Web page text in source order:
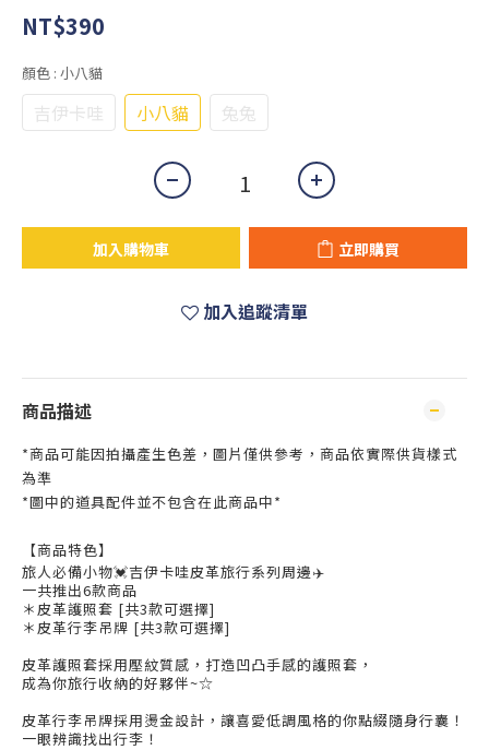
NT$390
顏色 : 小八貓
吉伊卡哇 小八貓 兔兔
加入購物車 立即購買
加入追蹤清單
商品描述
*商品可能因拍攝產生色差，圖片僅供參考，商品依實際供貨樣式
為準
*圖中的道具配件並不包含在此商品中*
【商品特色】
旅人必備小物💓吉伊卡哇皮革旅行系列周邊✈️
一共推出6款商品
＊皮革護照套 [共3款可選擇]
＊皮革行李吊牌 [共3款可選擇]
皮革護照套採用壓紋質感，打造凹凸手感的護照套，
成為你旅行收納的好夥伴~☆
皮革行李吊牌採用燙金設計，讓喜愛低調風格的你點綴隨身行囊！
一眼辨識找出行李！